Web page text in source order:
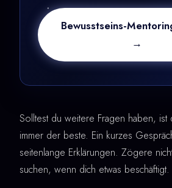
Bewusstseins-
→
Solltest du weitere Fragen haben,
immer der beste. Ein kurzes
seitenlange Erklärungen. Zögere
suchen, wenn dich etwas beschäftigt.